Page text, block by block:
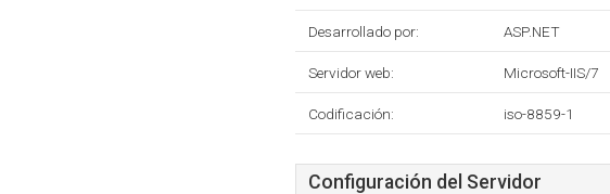
Desarrollado por: ASP.NET
Servidor web: Microsoft-IIS/7
Codificación: iso-8859-1
Configuración del Servidor